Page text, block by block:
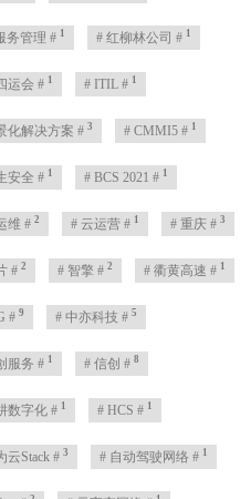
务管理 # 1 # 红柳林公司 # 1
运会 # 1 # ITIL # 1
化解决方案 # 3 # CMMI5 # 1
安全 # 1 # BCS 2021 # 1
维 # 2 # 云运营 # 1 # 重庆 # 3
# 2 # 智擎 # 2 # 衢黄高速 # 1
# 9 # 中亦科技 # 5
服务 # 1 # 信创 # 8
数字化 # 1 # HCS # 1
云Stack # 3 # 自动驾驶网络 # 1